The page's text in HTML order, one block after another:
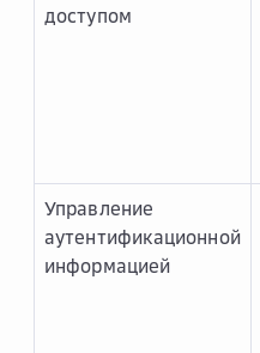
доступом
Управление
аутентификационной
информацией